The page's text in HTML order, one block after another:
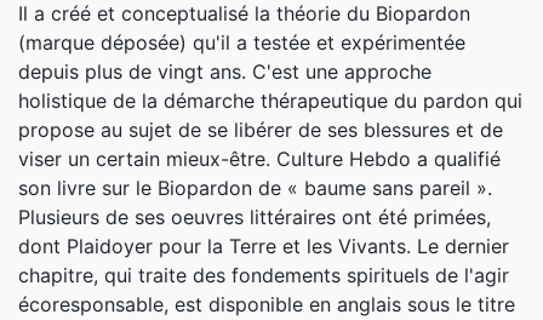
Il a créé et conceptualisé la théorie du Biopardon
(marque déposée) qu'il a testée et expérimentée
depuis plus de vingt ans. C'est une approche
holistique de la démarche thérapeutique du pardon qui
propose au sujet de se libérer de ses blessures et de
viser un certain mieux-être. Culture Hebdo a qualifié
son livre sur le Biopardon de « baume sans pareil ».
Plusieurs de ses oeuvres littéraires ont été primées,
dont Plaidoyer pour la Terre et les Vivants. Le dernier
chapitre, qui traite des fondements spirituels de l'agir
écoresponsable, est disponible en anglais sous le titre